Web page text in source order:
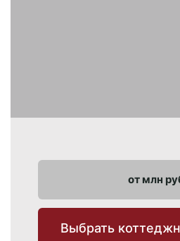
от млн
Выбрать